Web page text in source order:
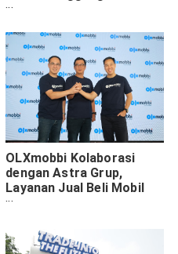
Astra, Ini Ketentuannya
OLXmobbi Kolaborasi
dengan Astra Grup,
Layanan Jual Beli Mobil
Jadi Makin Mudah dan